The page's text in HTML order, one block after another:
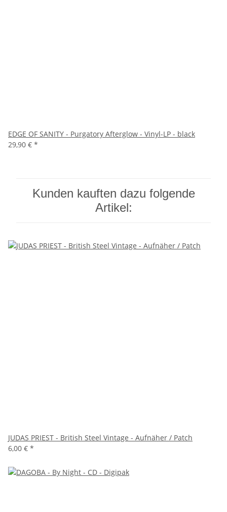
EDGE OF SANITY - Purgatory Afterglow - Vinyl-LP - black
29,90 € *
Kunden kauften dazu folgende
Artikel:
JUDAS PRIEST - British Steel Vintage - Aufnäher / Patch
6,00 € *